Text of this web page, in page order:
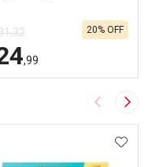
,99
20% OFF
Imagem
AOS FAVORITOS